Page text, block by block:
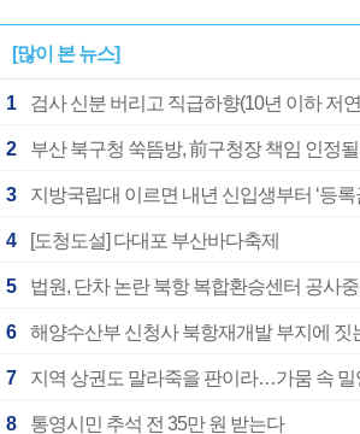
[많이 본 뉴스]
1
2 부산 북구청 쑥뜸방, 前구청장 책임 인정
3 지방국립대 이르면 내년 신입생부터 ‘등록
4 [도청도설] 다대포 부산바다축제
5 법원, 단차 논란 북항 복합환승센터 공사
6 해양수산부 신청사 북항재개발 부지에 짓
7 지역 상권도 말라죽을 판이라…가뭄 속
8 통영시민 추석 전 35만 원 받는다